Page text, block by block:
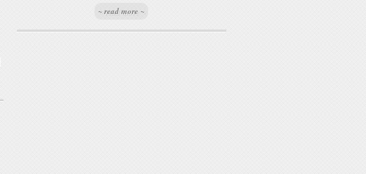
~ read more ~